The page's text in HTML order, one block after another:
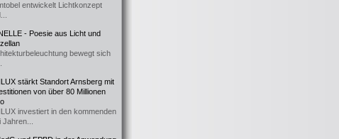
entwickelt Lichtkonzept
- Poesie aus Licht und
bewegt sich
stärkt Standort Arnsberg mit
von über 80 Millionen
investiert in den kommenden
Jahren...